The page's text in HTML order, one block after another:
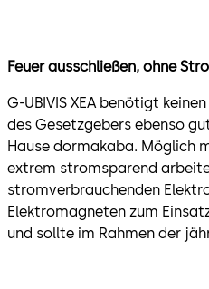
Feuer ausschließen, ohne
G-UBIVIS XEA benötigt
des Gesetzgebers ebenso
Hause dormakaba. Möglich
extrem stromsparend
stromverbrauchenden
Elektromagneten zum
und sollte im Rahmen der